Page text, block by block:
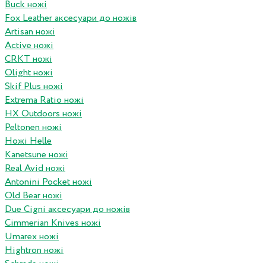
Buck ножі
Fox Leather аксесуари до ножів
Artisan ножі
Active ножі
CRKT ножі
Olight ножі
Skif Plus ножі
Extrema Ratio ножі
HX Outdoors ножі
Peltonen ножі
Ножі Helle
Kanetsune ножі
Real Avid ножі
Antonini Pocket ножі
Old Bear ножі
Due Cigni аксесуари до ножів
Cimmerian Knives ножі
Umarex ножі
Hightron ножі